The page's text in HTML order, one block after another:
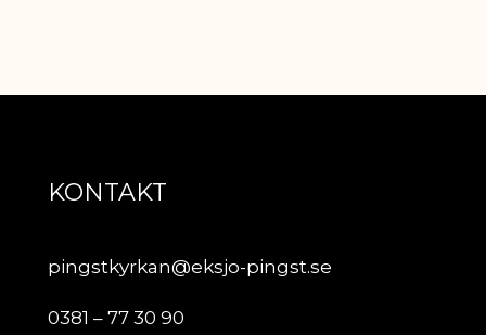
KONTAKT
pingstkyrkan@eksjo-pingst.se
0381 – 77 30 90